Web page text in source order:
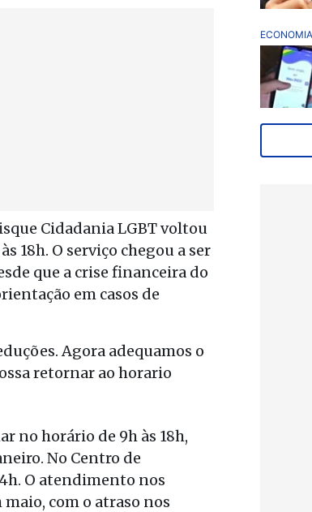
Cidadania LGBT voltou
18h. O serviço chegou a ser
que a crise financeira do
em casos de
Agora adequamos o
retornar ao horario
no horário de 9h às 18h,
No Centro de
O atendimento nos
com o atraso nos